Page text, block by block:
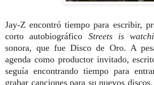
Jay-Z encontró tiempo para escribir,
corto autobiográfico Streets is
sonora, que fue Disco de Oro. A
agenda como productor invitado,
seguía encontrando tiempo para
grabar canciones para su nuevos